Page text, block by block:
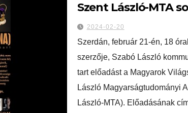
Szent László-MTA
2024-02-20
Szerdán, február 21-én, 18
szerzője, Szabó László
tart előadást a Magyarok
László Magyarságtudományi
László-MTA). Előadásának